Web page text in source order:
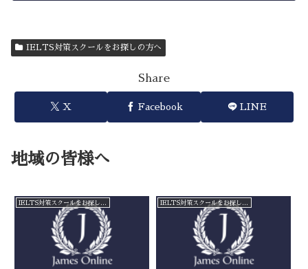
IELTS対策スクールをお探しの方へ
Share
X Facebook LINE
地域の皆様へ
IELTS対策スクールをお探しの方へ IELTS対策スクールをお探しの方へ